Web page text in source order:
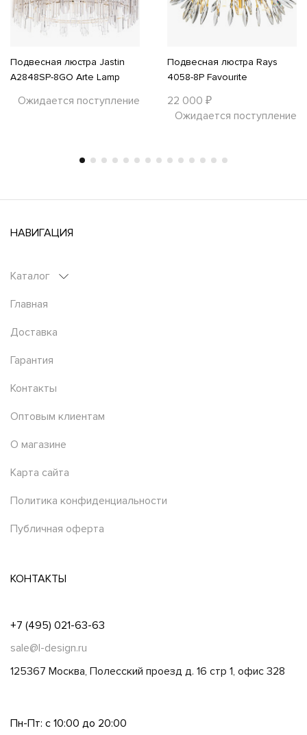
Подвесная люстра Jastin
A2848SP-8GO Arte Lamp
Ожидается поступление
Подвесная люстра Rays
4058-8P Favourite
22 000 ₽
Ожидается поступление
НАВИГАЦИЯ
Каталог
Главная
Доставка
Гарантия
Контакты
Оптовым клиентам
О магазине
Карта сайта
Политика конфиденциальности
Публичная оферта
КОНТАКТЫ
+7 (495) 021-63-63
sale@l-design.ru
125367 Москва, Полесский проезд д. 16 стр 1, офис 328
Пн-Пт: с 10:00 до 20:00